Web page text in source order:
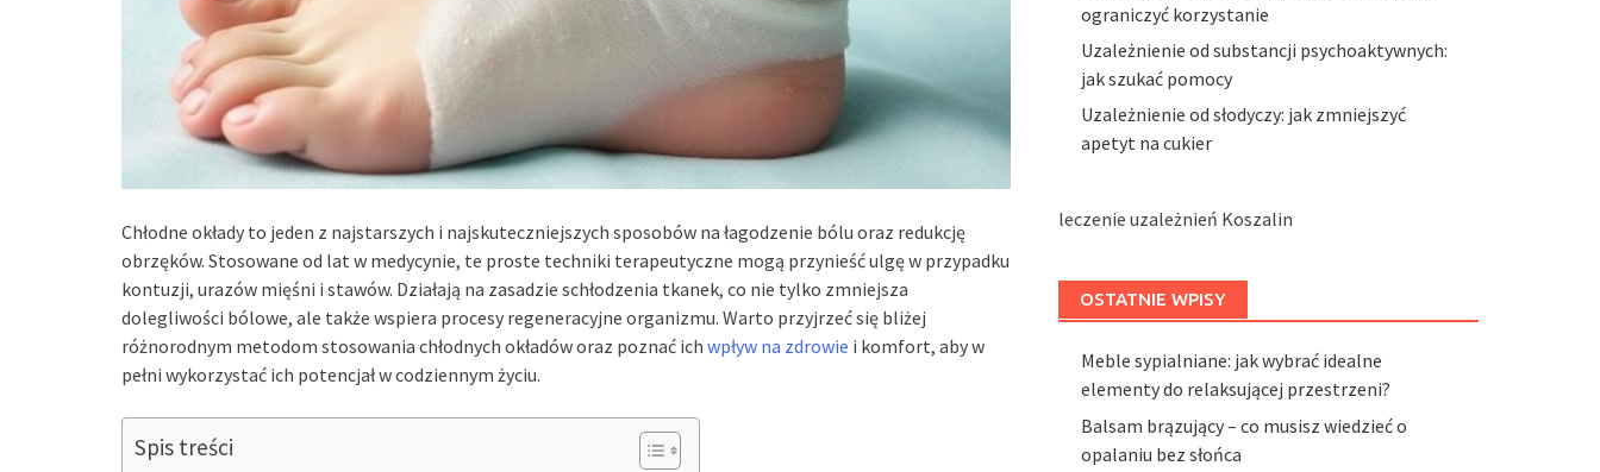
Chłodne okłady to jeden z najstarszych i najskuteczniejszych sposobów na łagodzenie bólu oraz redukcję
obrzęków. Stosowane od lat w medycynie, te proste techniki terapeutyczne mogą przynieść ulgę w przypadku
kontuzji, urazów mięśni i stawów. Działają na zasadzie schłodzenia tkanek, co nie tylko zmniejsza
dolegliwości bólowe, ale także wspiera procesy regeneracyjne organizmu. Warto przyjrzeć się bliżej
różnorodnym metodom stosowania chłodnych okładów oraz poznać ich wpływ na zdrowie i komfort, aby w
pełni wykorzystać ich potencjał w codziennym życiu.
Spis treści
ograniczyć korzystanie
Uzależnienie od substancji psychoaktywnych:
jak szukać pomocy
Uzależnienie od słodyczy: jak zmniejszyć
apetyt na cukier
leczenie uzależnień Koszalin
OSTATNIE WPISY
Meble sypialniane: jak wybrać idealne
elementy do relaksującej przestrzeni?
Balsam brązujący – co musisz wiedzieć o
opalaniu bez słońca